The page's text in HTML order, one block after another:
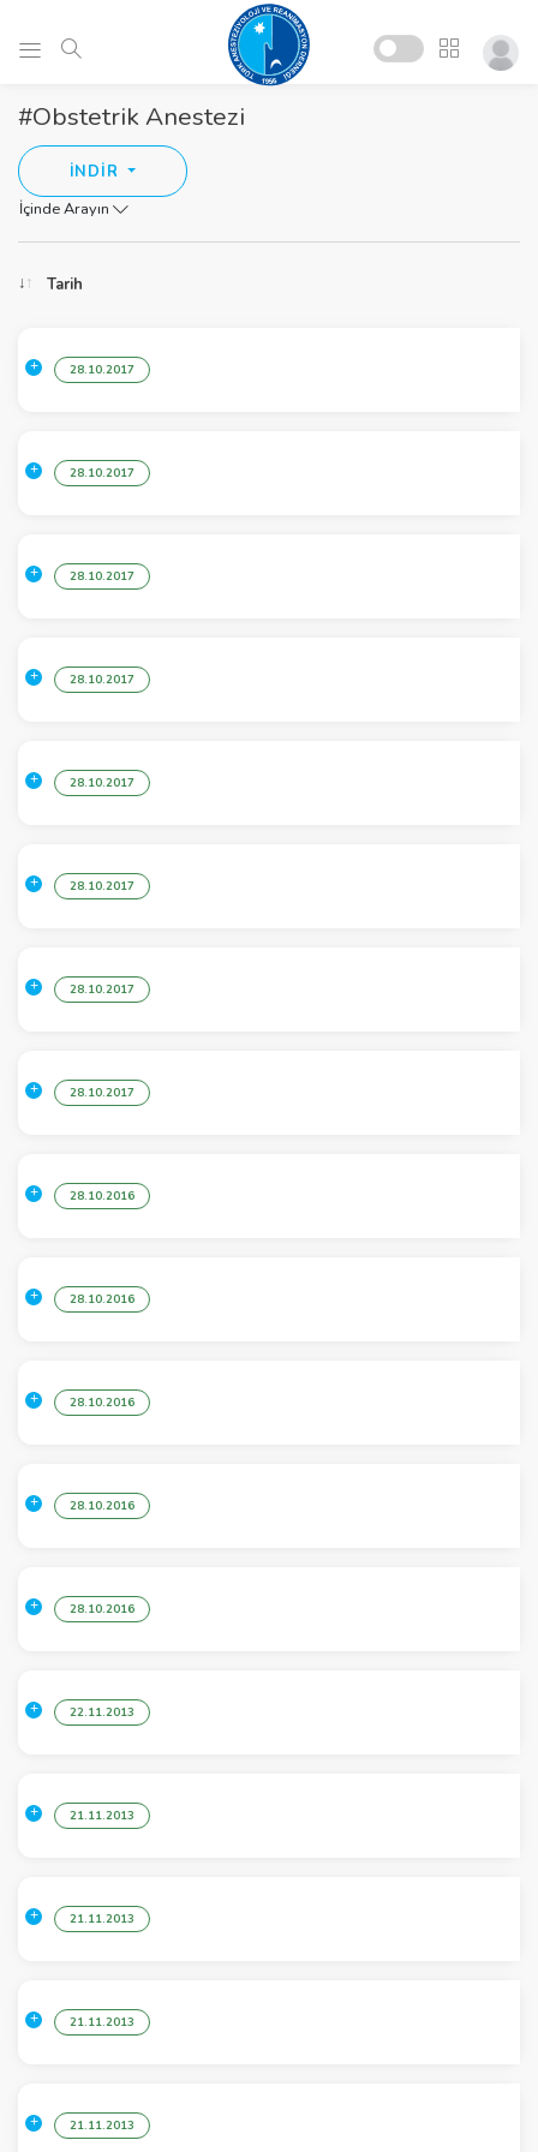
#Obstetrik Anestezi
İNDİR
İçinde Arayın
Tarih
28.10.2017
28.10.2017
28.10.2017
28.10.2017
28.10.2017
28.10.2017
28.10.2017
28.10.2017
28.10.2016
28.10.2016
28.10.2016
28.10.2016
28.10.2016
22.11.2013
21.11.2013
21.11.2013
21.11.2013
21.11.2013